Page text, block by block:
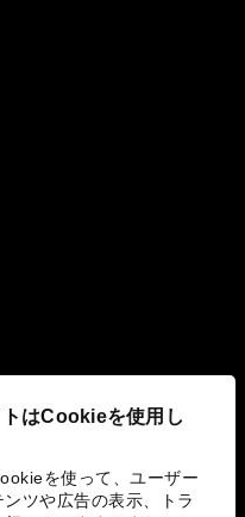
はCookieを使用し
を使って、ユーザー
ツや広告の表示、トラ